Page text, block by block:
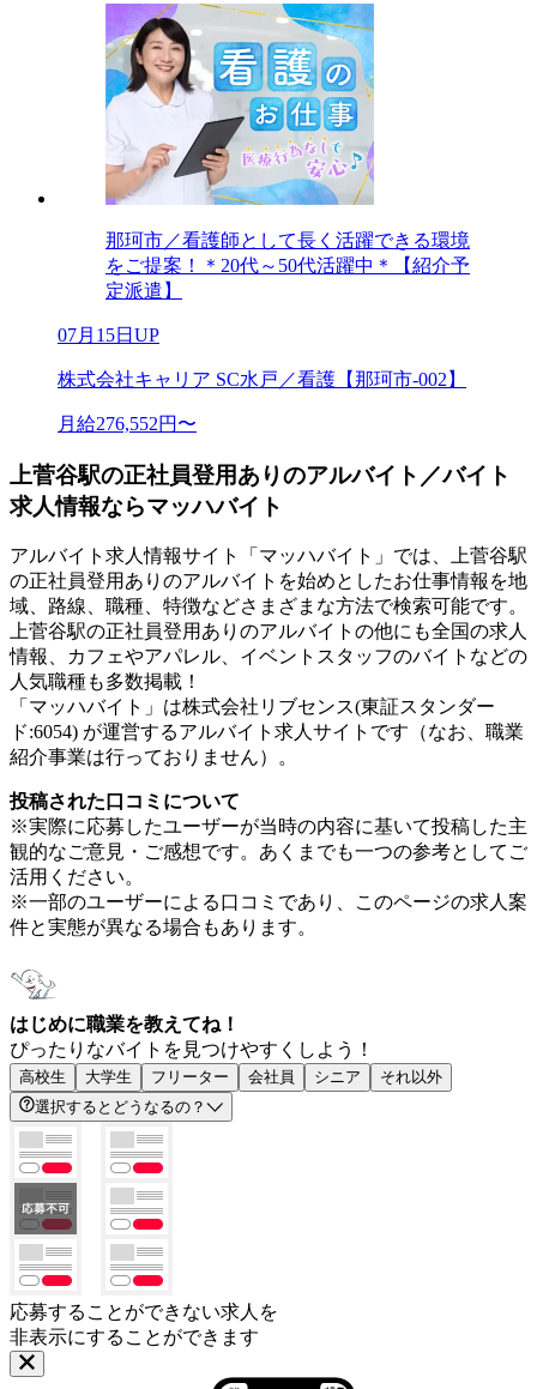
那珂市／看護師として長く活躍できる環境
をご提案！＊20代～50代活躍中＊【紹介予
定派遣】
07月15日UP
株式会社キャリア SC水戸／看護【那珂市-002】
月給276,552円〜
上菅谷駅の正社員登用ありのアルバイト／バイト
求人情報ならマッハバイト
アルバイト求人情報サイト「マッハバイト」では、上菅谷駅
の正社員登用ありのアルバイトを始めとしたお仕事情報を地
域、路線、職種、特徴などさまざまな方法で検索可能です。
上菅谷駅の正社員登用ありのアルバイトの他にも全国の求人
情報、カフェやアパレル、イベントスタッフのバイトなどの
人気職種も多数掲載！
「マッハバイト」は株式会社リブセンス(東証スタンダー
ド:6054) が運営するアルバイト求人サイトです（なお、職業
紹介事業は行っておりません）。
投稿された口コミについて
※実際に応募したユーザーが当時の内容に基いて投稿した主
観的なご意見・ご感想です。あくまでも一つの参考としてご
活用ください。
※一部のユーザーによる口コミであり、このページの求人案
件と実態が異なる場合もあります。
はじめに職業を教えてね！
ぴったりなバイトを見つけやすくしよう！
高校生 大学生 フリーター 会社員 シニア
それ以外
選択するとどうなるの？
応募することができない求人を
非表示にすることができます